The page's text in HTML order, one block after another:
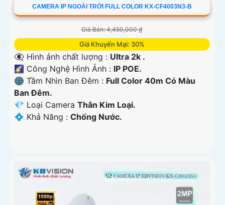
CAMERA IP NGOÀI TRỜI FULL COLOR KX-CF4003N3-B
Giá Bán: 4,450,000 ₫
Giá Khuyến Mại: 30%
👁️‍🗨 Hình ảnh chất lượng : Ultra 2k .
🌠 Công Nghệ Hình Ảnh : IP POE.
🌚 Tầm Nhìn Ban Đêm : Full Color 40m Có Màu
Ban Đêm.
💎 Loại Camera Thân Kim Loại.
️💠 Khả Năng : Chống Nước.